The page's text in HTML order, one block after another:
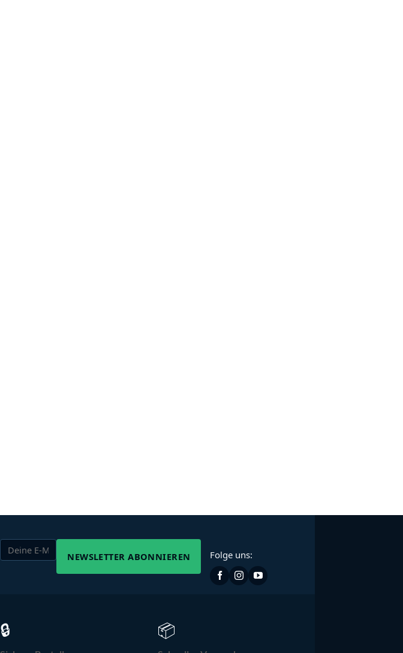
NEWSLETTER ABONNIEREN Folge uns:
🔒 📦